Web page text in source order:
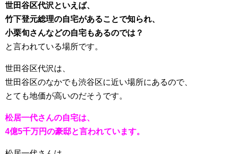
世田谷区代沢といえば、
竹下登元総理の自宅があることで知られ、
小栗旬さんなどの自宅もあるのでは？
と言われている場所です。
世田谷区代沢は、
世田谷区のなかでも渋谷区に近い場所にあるので、
とても地価が高いのだそうです。
松居一代さんの自宅は、
4億5千万円の豪邸と言われています。